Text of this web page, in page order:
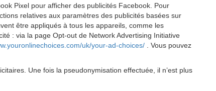
Pixel pour afficher des publicités Facebook. Pour
relatives aux paramètres des publicités basées sur
être appliqués à tous les appareils, comme les
: via la page Opt-out de Network Advertising Initiative
uk/your-ad-choices/
. Vous pouvez
Une fois la pseudonymisation effectuée, il n’est plus